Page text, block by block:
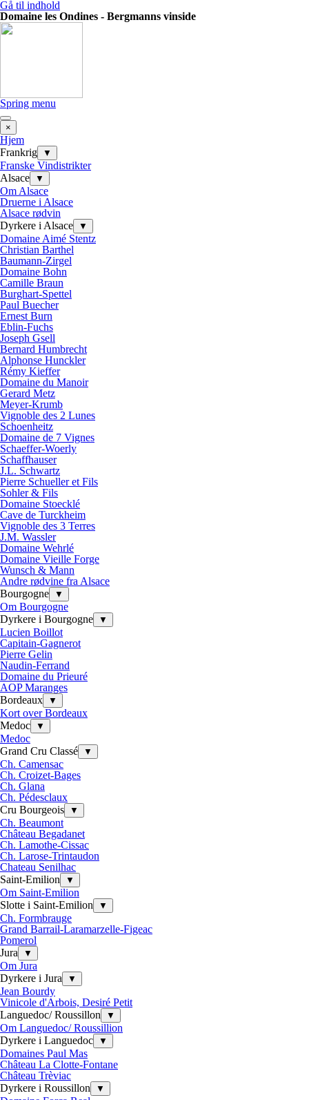
Gå til indhold
Domaine les Ondines - Bergmanns vinside
Spring menu
×
Hjem
Frankrig
▼
Franske Vindistrikter
Alsace
▼
Om Alsace
Druerne i Alsace
Alsace rødvin
Dyrkere i Alsace
▼
Domaine Aimé Stentz
Christian Barthel
Baumann-Zirgel
Domaine Bohn
Camille Braun
Burghart-Spettel
Paul Buecher
Ernest Burn
Eblin-Fuchs
Joseph Gsell
Bernard Humbrecht
Alphonse Hunckler
Rémy Kieffer
Domaine du Manoir
Gerard Metz
Meyer-Krumb
Vignoble des 2 Lunes
Schoenheitz
Domaine de 7 Vignes
Schaeffer-Woerly
Schaffhauser
J.L. Schwartz
Pierre Schueller et Fils
Sohler & Fils
Domaine Stoecklé
Cave de Turckheim
Vignoble des 3 Terres
J.M. Wassler
Domaine Wehrlé
Domaine Vieille Forge
Wunsch & Mann
Andre rødvine fra Alsace
Bourgogne
▼
Om Bourgogne
Dyrkere i Bourgogne
▼
Lucien Boillot
Capitain-Gagnerot
Pierre Gelin
Naudin-Ferrand
Domaine du Prieuré
AOP Maranges
Bordeaux
▼
Kort over Bordeaux
Medoc
▼
Medoc
Grand Cru Classé
▼
Ch. Camensac
Ch. Croizet-Bages
Ch. Glana
Ch. Pédesclaux
Cru Bourgeois
▼
Ch. Beaumont
Château Begadanet
Ch. Lamothe-Cissac
Ch. Larose-Trintaudon
Chateau Senilhac
Saint-Emilion
▼
Om Saint-Emilion
Slotte i Saint-Emilion
▼
Ch. Formbrauge
Grand Barrail-Laramarzelle-Figeac
Pomerol
Jura
▼
Om Jura
Dyrkere i Jura
▼
Jean Bourdy
Vinicole d'Arbois, Desiré Petit
Languedoc/ Roussillon
▼
Om Languedoc/ Roussillion
Dyrkere i Languedoc
▼
Domaines Paul Mas
Château La Clotte-Fontane
Château Trèviac
Dyrkere i Roussillon
▼